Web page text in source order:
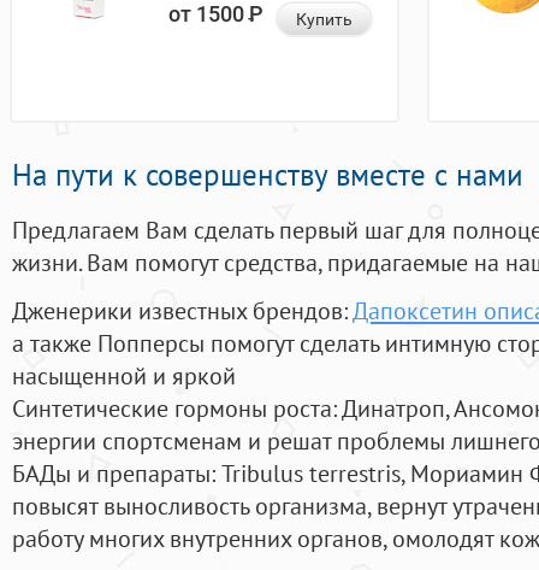
от 1500Р Купить
На пути к совершенству вместе с нами
Предлагаем Вам сделать первый шаг для
жизни. Вам помогут средства, придагаемые на
Дженерики известных брендов:Дапоксетин
а также Попперсы помогут сделать интимную
насыщенной и яркой
Синтетические гормоны роста: Динатроп,
энергии спортсменам и решат проблемы
БАДы и препараты:Tribulus terrestris, Мориамин
повысят выносливость организма, вернут
работу многих внутренних органов, омолодят